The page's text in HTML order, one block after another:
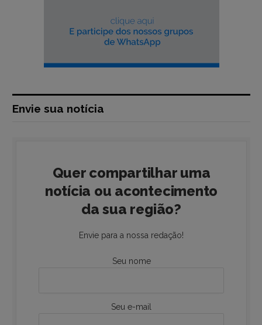
Envie sua notícia
Quer compartilhar uma
notícia ou acontecimento
da sua região?
Envie para a nossa redação!
Seu nome
Seu e-mail